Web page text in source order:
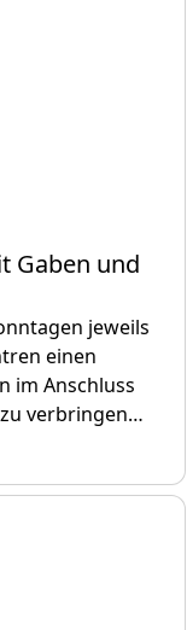
Gaben und
jeweils
einen
im Anschluss
verbringen…